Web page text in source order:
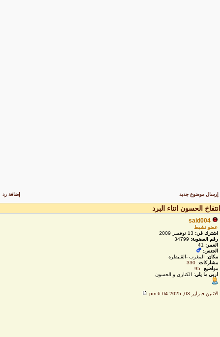
إرسال موضوع جديد إضافة رد
الحسون اتناء البرد
said004
عضو نشيط
اشترك في:13 نوفمبر 2009
رقم العضوية:34799
العمر: 41
الجنس:
مكان:المغرب -القنيطرة
مشاركات:
330
مواضيع:
95
اربي ما يلي:الكناري و الحسون
الاثنين فبراير 03, 2025 6:04 pm